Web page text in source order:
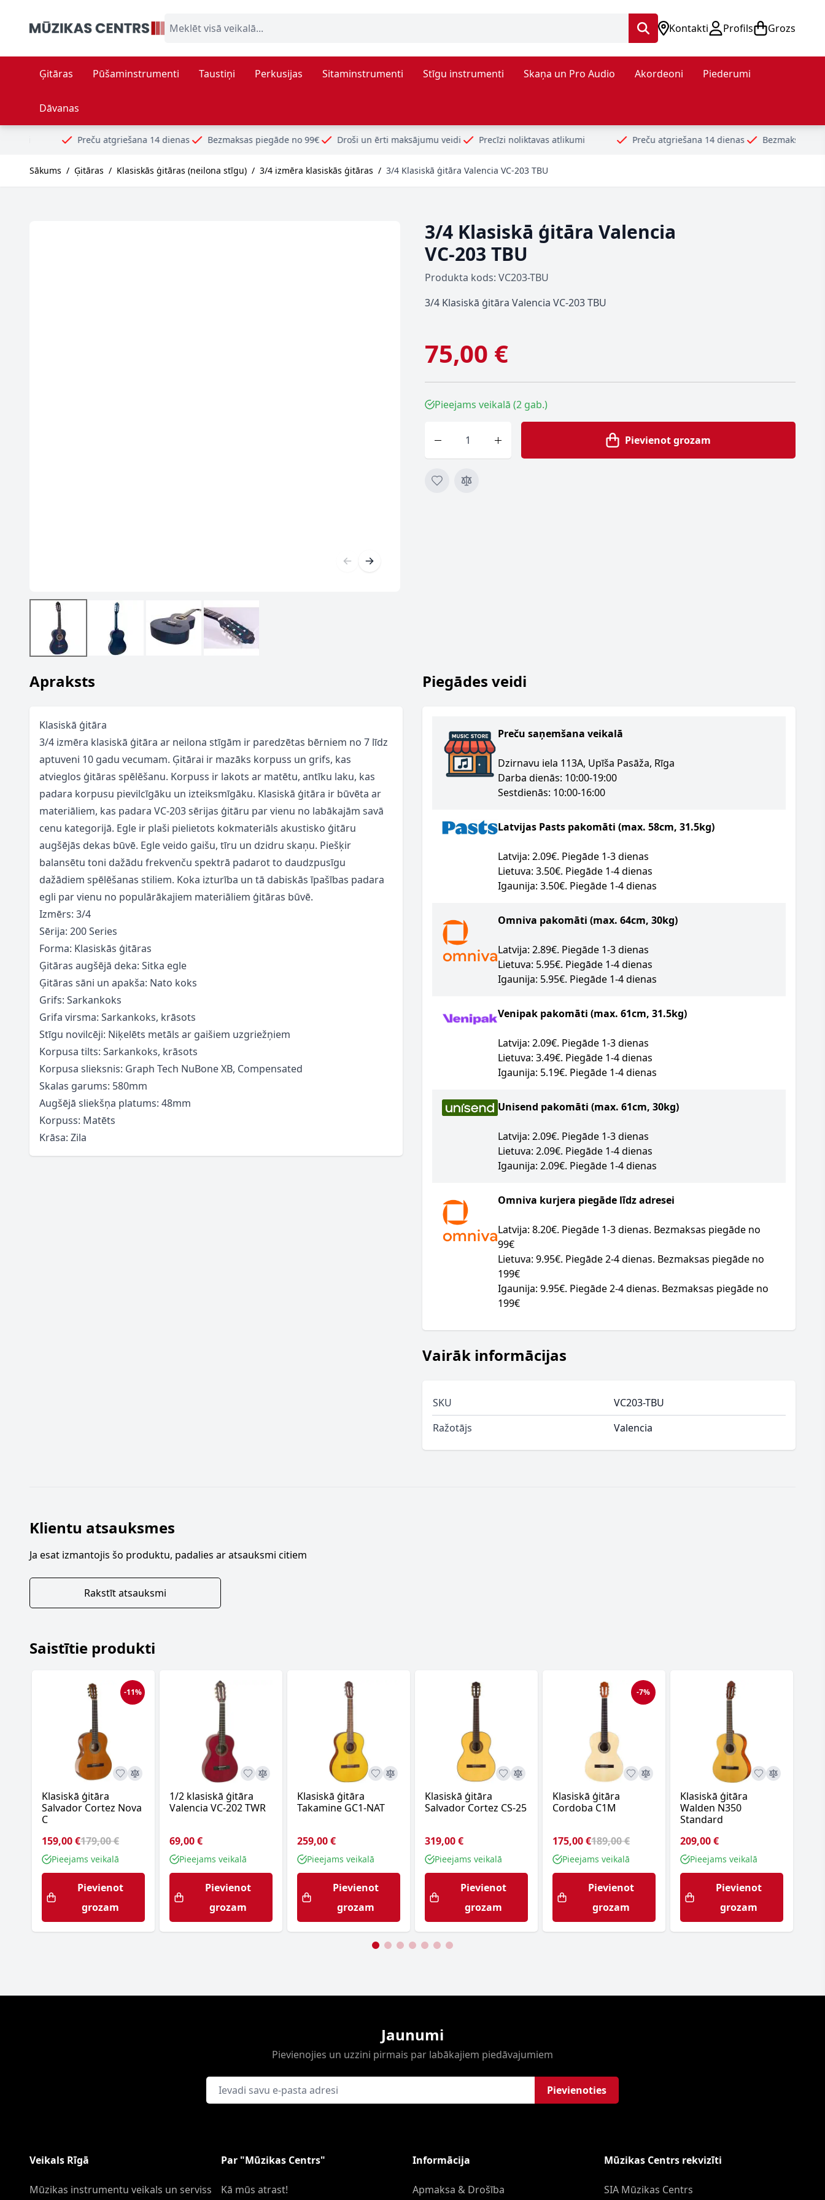
Meklēt visā veikalā...
Kontakti Profils Grozs
Ģitāras Pūšaminstrumenti Taustiņi Perkusijas Sitaminstrumenti Stīgu instrumenti Skaņa un Pro Audio Akordeoni Piederumi
Dāvanas
Preču atgriešana 14 dienas Bezmaksas piegāde no 99€ Droši un ērti maksājumu veidi Precīzi noliktavas atlikumi Preču atgriešana 14 dienas Bezmaksas piegāde no 99€
Sākums / Ģitāras / Klasiskās ģitāras (neilona stīgu) / 3/4 izmēra klasiskās ģitāras / 3/4 Klasiskā ģitāra Valencia VC-203 TBU
3/4 Klasiskā ģitāra Valencia
VC-203 TBU
Produkta kods: VC203-TBU
3/4 Klasiskā ģitāra Valencia VC-203 TBU
75,00 €
Pieejams veikalā (2 gab.)
Pievienot grozam
Apraksts
Klasiskā ģitāra
3/4 izmēra klasiskā ģitāra ar neilona stīgām ir paredzētas bērniem no 7 līdz
aptuveni 10 gadu vecumam. Ģitārai ir mazāks korpuss un grifs, kas
atvieglos ģitāras spēlēšanu. Korpuss ir lakots ar matētu, antīku laku, kas
padara korpusu pievilcīgāku un izteiksmīgāku. Klasiskā ģitāra ir būvēta ar
materiāliem, kas padara VC-203 sērijas ģitāru par vienu no labākajām savā
cenu kategorijā. Egle ir plaši pielietots kokmateriāls akustisko ģitāru
augšējās dekas būvē. Egle veido gaišu, tīru un dzidru skaņu. Piešķir
balansētu toni dažādu frekvenču spektrā padarot to daudzpusīgu
dažādiem spēlēšanas stiliem. Koka izturība un tā dabiskās īpašības padara
egli par vienu no populārākajiem materiāliem ģitāras būvē.
Izmērs: 3/4
Sērija: 200 Series
Forma: Klasiskās ģitāras
Ģitāras augšējā deka: Sitka egle
Ģitāras sāni un apakša: Nato koks
Grifs: Sarkankoks
Grifa virsma: Sarkankoks, krāsots
Stīgu novilcēji: Niķelēts metāls ar gaišiem uzgriežņiem
Korpusa tilts: Sarkankoks, krāsots
Korpusa slieksnis: Graph Tech NuBone XB, Compensated
Skalas garums: 580mm
Augšējā sliekšņa platums: 48mm
Korpuss: Matēts
Krāsa: Zila
Piegādes veidi
Preču saņemšana veikalā
Dzirnavu iela 113A, Upīša Pasāža, Rīga
Darba dienās: 10:00-19:00
Sestdienās: 10:00-16:00
Latvijas Pasts pakomāti (max. 58cm, 31.5kg)
Latvija: 2.09€. Piegāde 1-3 dienas
Lietuva: 3.50€. Piegāde 1-4 dienas
Igaunija: 3.50€. Piegāde 1-4 dienas
Omniva pakomāti (max. 64cm, 30kg)
Latvija: 2.89€. Piegāde 1-3 dienas
Lietuva: 5.95€. Piegāde 1-4 dienas
Igaunija: 5.95€. Piegāde 1-4 dienas
Venipak pakomāti (max. 61cm, 31.5kg)
Latvija: 2.09€. Piegāde 1-3 dienas
Lietuva: 3.49€. Piegāde 1-4 dienas
Igaunija: 5.19€. Piegāde 1-4 dienas
Unisend pakomāti (max. 61cm, 30kg)
Latvija: 2.09€. Piegāde 1-3 dienas
Lietuva: 2.09€. Piegāde 1-4 dienas
Igaunija: 2.09€. Piegāde 1-4 dienas
Omniva kurjera piegāde līdz adresei
Latvija: 8.20€. Piegāde 1-3 dienas. Bezmaksas piegāde no
99€
Lietuva: 9.95€. Piegāde 2-4 dienas. Bezmaksas piegāde no
199€
Igaunija: 9.95€. Piegāde 2-4 dienas. Bezmaksas piegāde no
199€
Vairāk informācijas
SKU
VC203-TBU
Ražotājs
Valencia
Klientu atsauksmes
Ja esat izmantojis šo produktu, padalies ar atsauksmi citiem
Rakstīt atsauksmi
Saistītie produkti
-11%
Klasiskā ģitāra
Salvador Cortez Nova
C
159,00 €179,00 €
Pieejams veikalā
Pievienot
grozam
1/2 klasiskā ģitāra
Valencia VC-202 TWR
69,00 €
Pieejams veikalā
Pievienot
grozam
Klasiskā ģitāra
Takamine GC1-NAT
259,00 €
Pieejams veikalā
Pievienot
grozam
Klasiskā ģitāra
Salvador Cortez CS-25
319,00 €
Pieejams veikalā
Pievienot
grozam
-7%
Klasiskā ģitāra
Cordoba C1M
175,00 €189,00 €
Pieejams veikalā
Pievienot
grozam
Klasiskā ģitāra
Walden N350
Standard
209,00 €
Pieejams veikalā
Pievienot
grozam
Jaunumi
Pievienojies un uzzini pirmais par labākajiem piedāvajumiem
E-pasta adrese Pievienoties
Veikals Rīgā
Mūzikas instrumentu veikals un serviss
Par "Mūzikas Centrs"
Kā mūs atrast!
Informācija
Apmaksa & Drošība
Mūzikas Centrs rekvizīti
SIA Mūzikas Centrs